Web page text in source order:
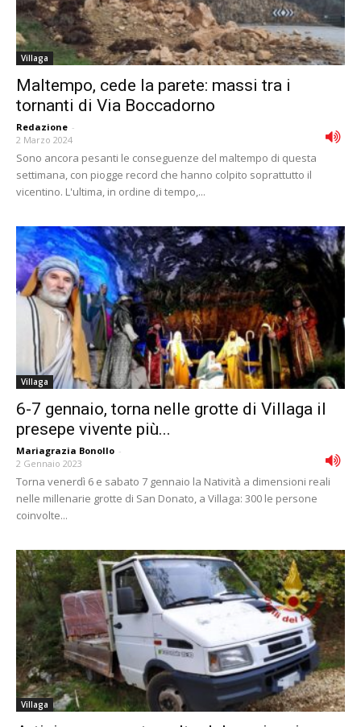
Villaga
Maltempo, cede la parete: massi tra i
tornanti di Via Boccadorno
Redazione -
2 Marzo 2024
Sono ancora pesanti le conseguenze del maltempo di questa
settimana, con piogge record che hanno colpito soprattutto il
vicentino. L'ultima, in ordine di tempo,...
Villaga
6-7 gennaio, torna nelle grotte di Villaga il
presepe vivente più...
Mariagrazia Bonollo -
2 Gennaio 2023
Torna venerdì 6 e sabato 7 gennaio la Natività a dimensioni reali
nelle millenarie grotte di San Donato, a Villaga: 300 le persone
coinvolte...
Villaga